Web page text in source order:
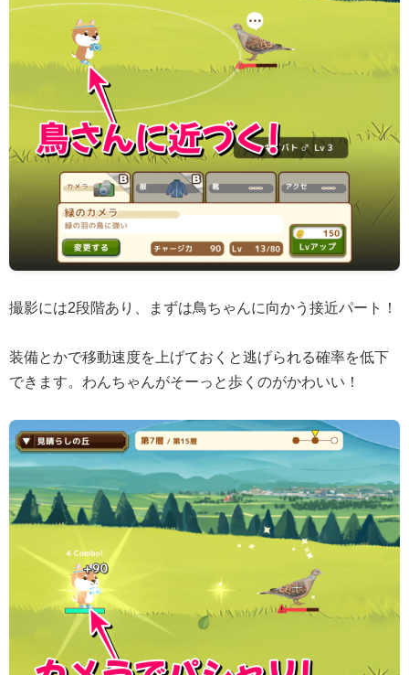
撮影には2段階あり、まずは鳥ちゃんに向かう接近パート！
装備とかで移動速度を上げておくと逃げられる確率を低下
できます。わんちゃんがそーっと歩くのがかわいい！